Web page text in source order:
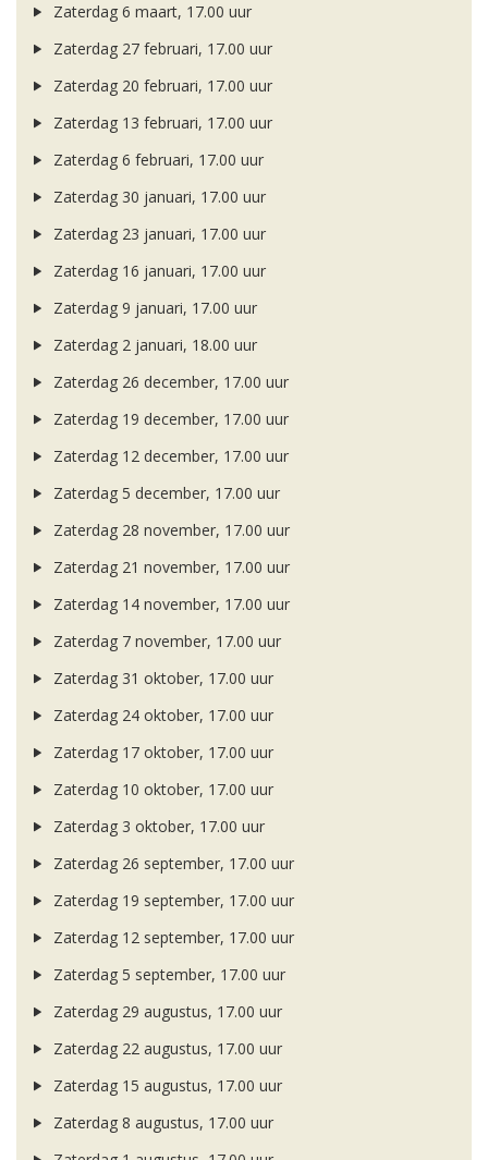
Zaterdag 6 maart, 17.00 uur
Zaterdag 27 februari, 17.00 uur
Zaterdag 20 februari, 17.00 uur
Zaterdag 13 februari, 17.00 uur
Zaterdag 6 februari, 17.00 uur
Zaterdag 30 januari, 17.00 uur
Zaterdag 23 januari, 17.00 uur
Zaterdag 16 januari, 17.00 uur
Zaterdag 9 januari, 17.00 uur
Zaterdag 2 januari, 18.00 uur
Zaterdag 26 december, 17.00 uur
Zaterdag 19 december, 17.00 uur
Zaterdag 12 december, 17.00 uur
Zaterdag 5 december, 17.00 uur
Zaterdag 28 november, 17.00 uur
Zaterdag 21 november, 17.00 uur
Zaterdag 14 november, 17.00 uur
Zaterdag 7 november, 17.00 uur
Zaterdag 31 oktober, 17.00 uur
Zaterdag 24 oktober, 17.00 uur
Zaterdag 17 oktober, 17.00 uur
Zaterdag 10 oktober, 17.00 uur
Zaterdag 3 oktober, 17.00 uur
Zaterdag 26 september, 17.00 uur
Zaterdag 19 september, 17.00 uur
Zaterdag 12 september, 17.00 uur
Zaterdag 5 september, 17.00 uur
Zaterdag 29 augustus, 17.00 uur
Zaterdag 22 augustus, 17.00 uur
Zaterdag 15 augustus, 17.00 uur
Zaterdag 8 augustus, 17.00 uur